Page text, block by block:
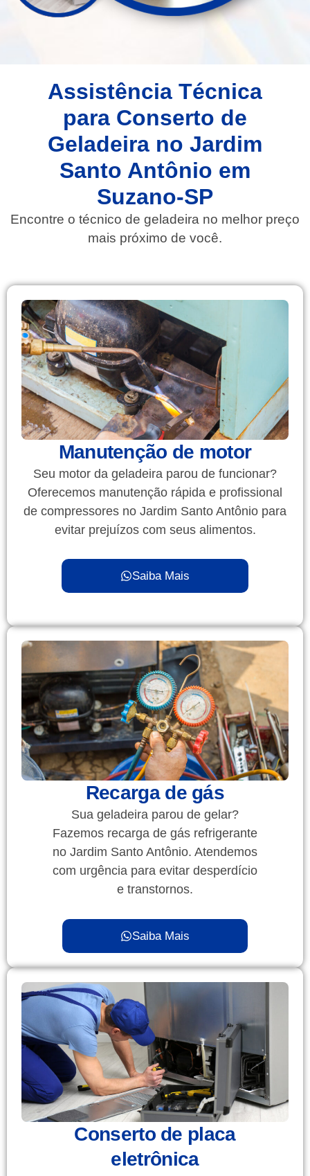
Assistência Técnica
para Conserto de
Geladeira no Jardim
Santo Antônio em
Suzano-SP
Encontre o técnico de geladeira no melhor preço
mais próximo de você.
Manutenção de motor
Seu motor da geladeira parou de funcionar?
Oferecemos manutenção rápida e profissional
de compressores no Jardim Santo Antônio para
evitar prejuízos com seus alimentos.
Saiba Mais
Recarga de gás
Sua geladeira parou de gelar?
Fazemos recarga de gás refrigerante
no Jardim Santo Antônio. Atendemos
com urgência para evitar desperdício
e transtornos.
Saiba Mais
Conserto de placa
eletrônica